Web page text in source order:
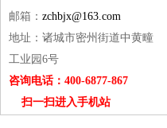
邮箱： zchbjx@163.com
地址：诸城市密州街道中黄疃
工业园6号
咨询电话：400-6877-867
扫一扫进入手机站